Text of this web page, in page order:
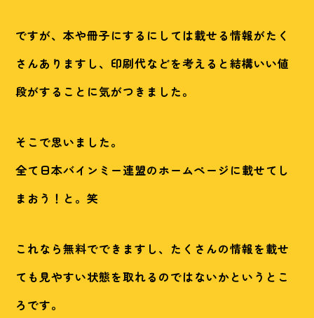
ですが、本や冊子にするにしては載せる情報がたく
さんありますし、印刷代などを考えると結構いい値
段がすることに気がつきました。
そこで思いました。
全て日本バインミー連盟のホームページに載せてし
まおう！と。笑
これなら無料でできますし、たくさんの情報を載せ
ても見やすい状態を取れるのではないかというとこ
ろです。